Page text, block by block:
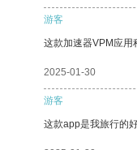
游客
这款加速器VPM应用
2025-01-30
游客
这款app是我旅行的